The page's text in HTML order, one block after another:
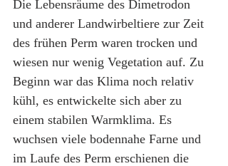
Die Lebensräume des Dimetrodon
und anderer Landwirbeltiere zur Zeit
des frühen Perm waren trocken und
wiesen nur wenig Vegetation auf. Zu
Beginn war das Klima noch relativ
kühl, es entwickelte sich aber zu
einem stabilen Warmklima. Es
wuchsen viele bodennahe Farne und
im Laufe des Perm erschienen die